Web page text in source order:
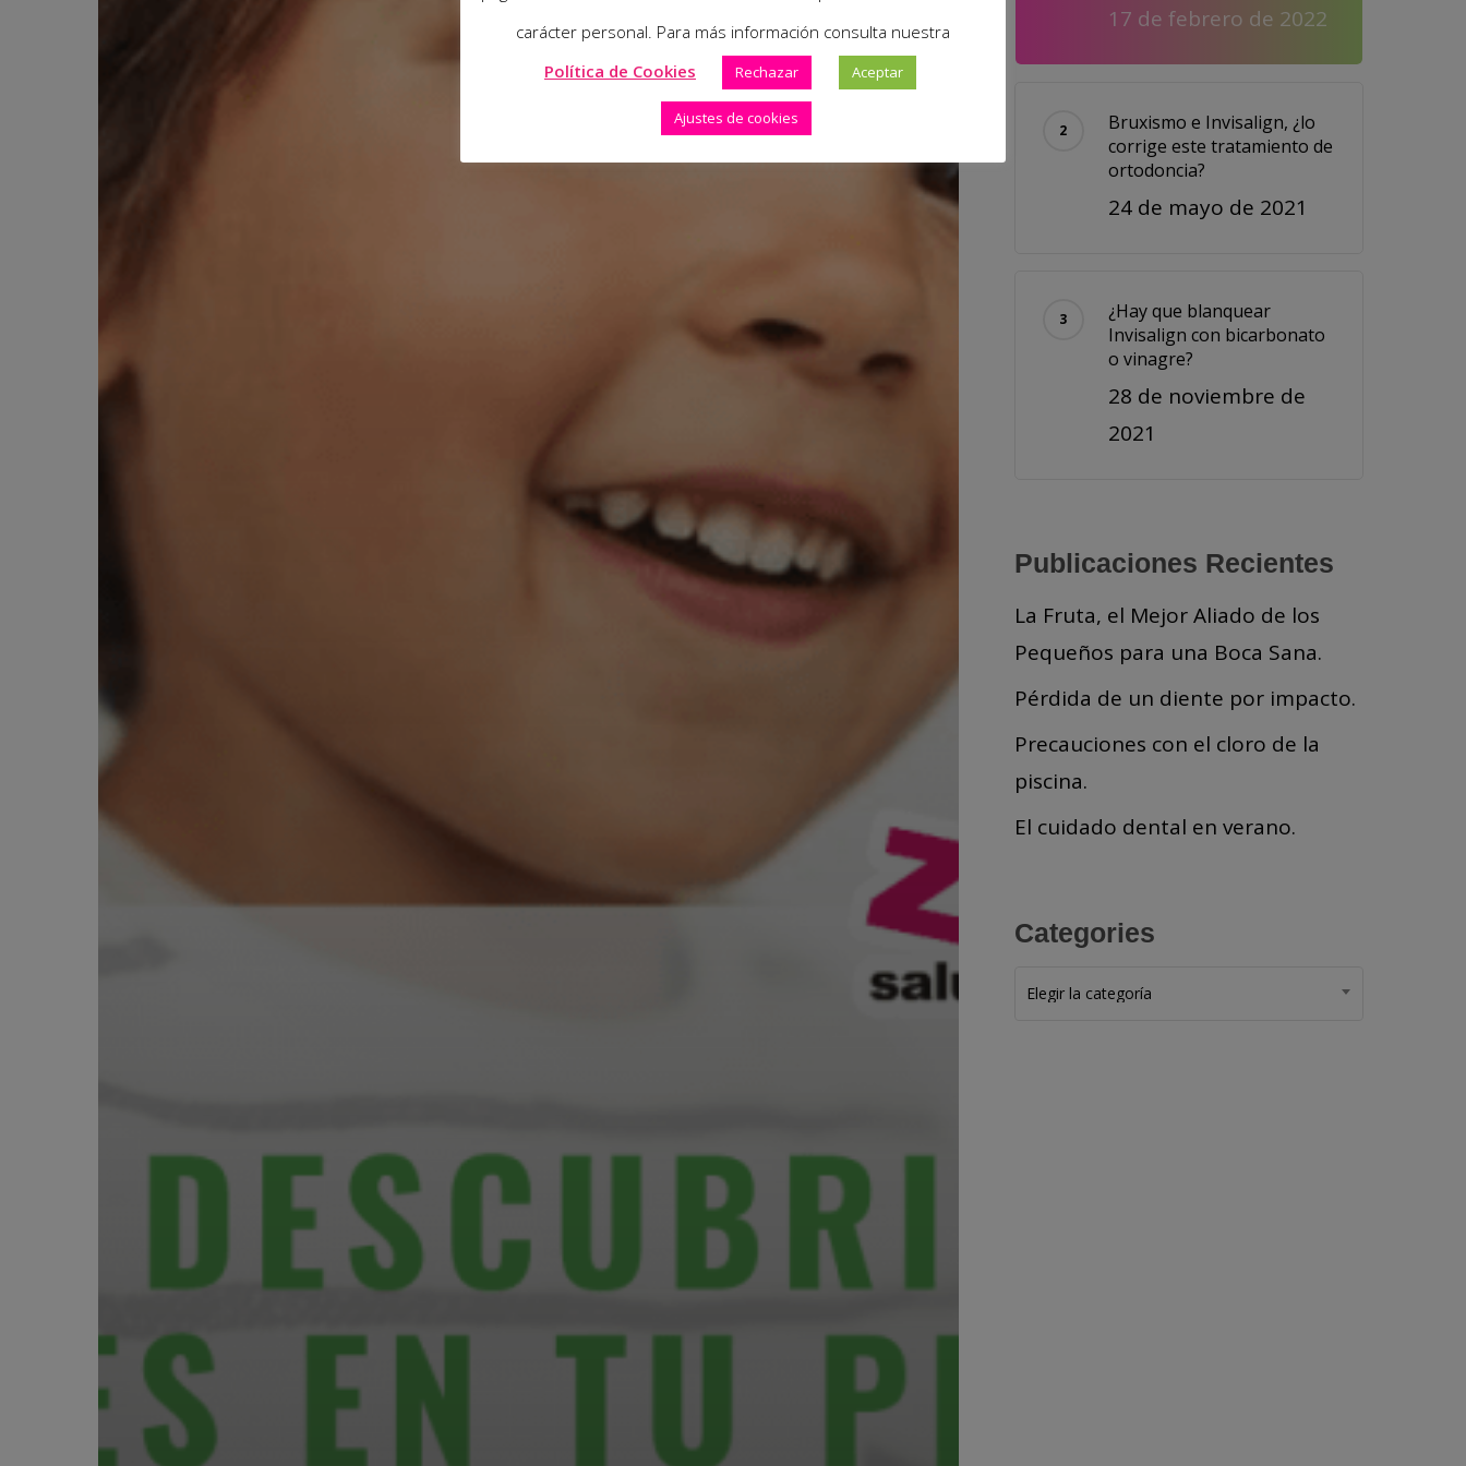
17 de febrero de 2022
Bruxismo e Invisalign, ¿lo
corrige este tratamiento de
ortodoncia?
24 de mayo de 2021
¿Hay que blanquear
Invisalign con bicarbonato
o vinagre?
28 de noviembre de
2021
Publicaciones Recientes
La Fruta, el Mejor Aliado de los
Pequeños para una Boca Sana.
Pérdida de un diente por impacto.
Precauciones con el cloro de la
piscina.
El cuidado dental en verano.
Categories
Elegir la categoría
carácter personal. Para más información consulta nuestra
Política de Cookies
Rechazar Aceptar
Ajustes de cookies